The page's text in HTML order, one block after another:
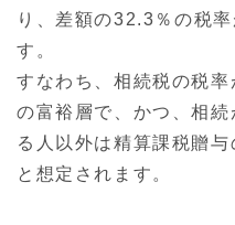
り、差額の32.3％の税
す。
すなわち、相続税の税
の富裕層で、かつ、相
る人以外は精算課税贈
と想定されます。